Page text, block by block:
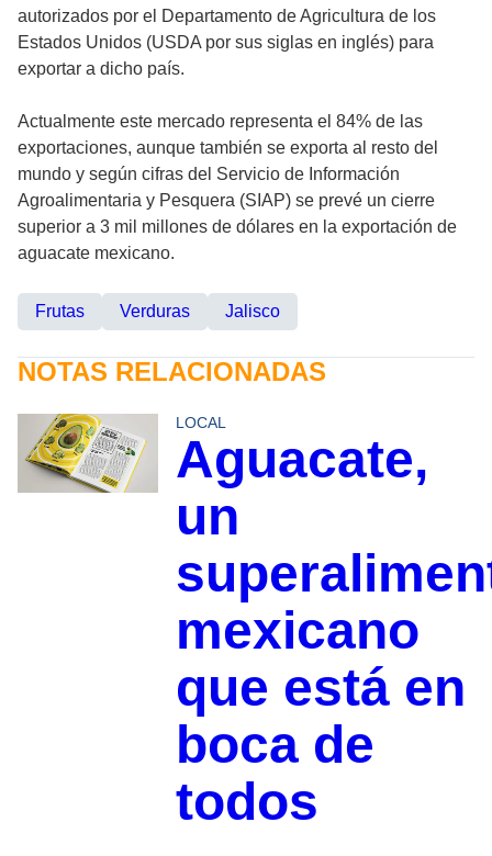
autorizados por el Departamento de Agricultura de los
Estados Unidos (USDA por sus siglas en inglés) para
exportar a dicho país.
Actualmente este mercado representa el 84% de las
exportaciones, aunque también se exporta al resto del
mundo y según cifras del Servicio de Información
Agroalimentaria y Pesquera (SIAP) se prevé un cierre
superior a 3 mil millones de dólares en la exportación de
aguacate mexicano.
Frutas Verduras Jalisco
NOTAS RELACIONADAS
LOCAL
Aguacate,
un
mexicano
que está en
boca de
todos